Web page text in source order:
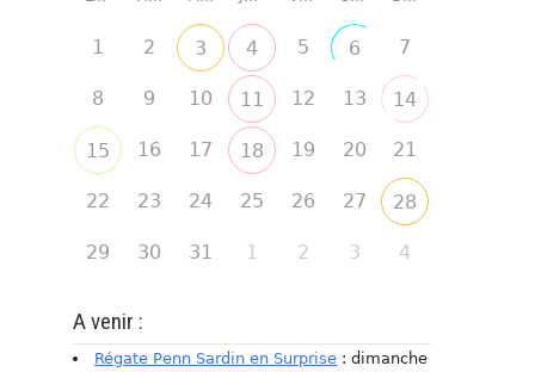
1 2 3 4 5 6 7
8 9 10 11 12 13 14
15 16 17 18 19 20 21
22 23 24 25 26 27 28
29 30 31 1 2 3 4
A venir :
Régate Penn Sardin en Surprise : dimanche